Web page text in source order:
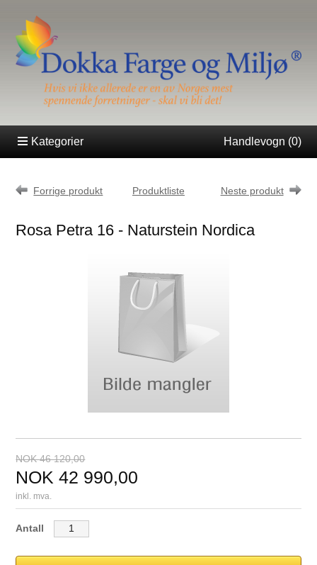
Handlevogn (0)
Kategorier
Forrige produkt Produktliste Neste produkt
Rosa Petra 16 - Naturstein Nordica
NOK46 120,00
NOK42 990,00
inkl. mva.
Antall